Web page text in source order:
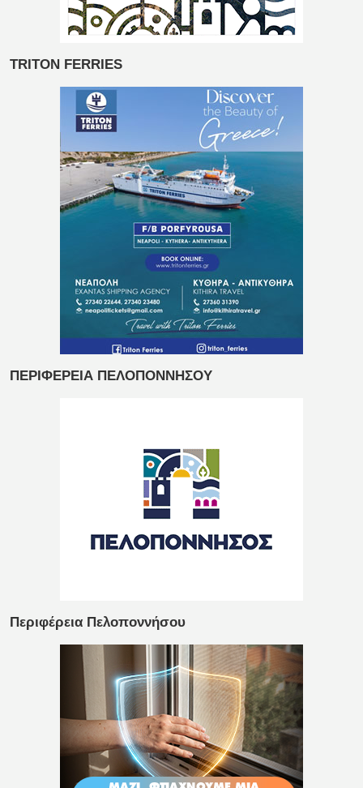
TRITON FERRIES
ΠΕΡΙΦΕΡΕΙΑ ΠΕΛΟΠΟΝΝΗΣΟΥ
Περιφέρεια Πελοποννήσου